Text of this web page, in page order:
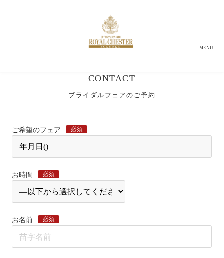
MENU
CONTACT
ブライダルフェアのご予約
ご希望のフェア 必須
お時間 必須
お名前 必須